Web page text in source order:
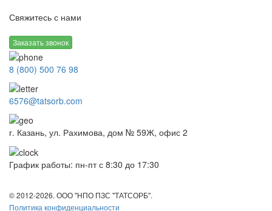
Свяжитесь с нами
Заказать звонок
8 (800) 500 76 98
6576@tatsorb.com
г. Казань, ул. Рахимова, дом № 59Ж, офис 2
График работы: пн-пт с 8:30 до 17:30
© 2012-2026. ООО "НПО ПЗС "ТАТСОРБ".
Политика конфиденциальности